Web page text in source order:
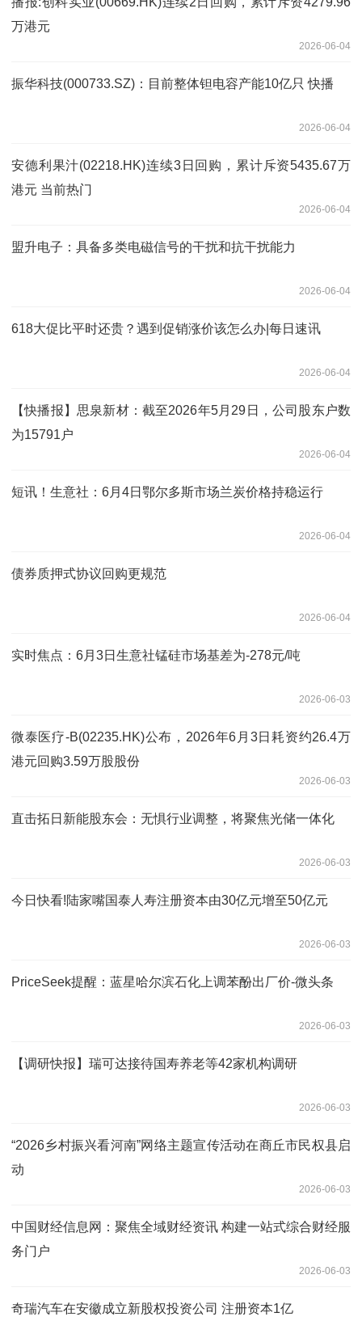
万港元
2026-06-04
振华科技(000733.SZ)：目前整体钽电容产能10亿只 快播
2026-06-04
安德利果汁(02218.HK)连续3日回购，累计斥资5435.67万
港元 当前热门
2026-06-04
盟升电子：具备多类电磁信号的干扰和抗干扰能力
2026-06-04
618大促比平时还贵？遇到促销涨价该怎么办|每日速讯
2026-06-04
【快播报】思泉新材：截至2026年5月29日，公司股东户数
为15791户
2026-06-04
短讯！生意社：6月4日鄂尔多斯市场兰炭价格持稳运行
2026-06-04
债券质押式协议回购更规范
2026-06-04
实时焦点：6月3日生意社锰硅市场基差为-278元/吨
2026-06-03
微泰医疗-B(02235.HK)公布，2026年6月3日耗资约26.4万
港元回购3.59万股股份
2026-06-03
直击拓日新能股东会：无惧行业调整，将聚焦光储一体化
2026-06-03
今日快看!陆家嘴国泰人寿注册资本由30亿元增至50亿元
2026-06-03
PriceSeek提醒：蓝星哈尔滨石化上调苯酚出厂价-微头条
2026-06-03
【调研快报】瑞可达接待国寿养老等42家机构调研
2026-06-03
“2026乡村振兴看河南”网络主题宣传活动在商丘市民权县启
动
2026-06-03
中国财经信息网：聚焦全域财经资讯 构建一站式综合财经服
务门户
2026-06-03
奇瑞汽车在安徽成立新股权投资公司 注册资本1亿